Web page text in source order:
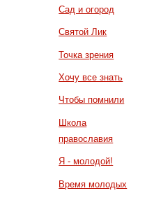
Сад и огород
Святой Лик
Точка зрения
Хочу все знать
Чтобы помнили
Школа
православия
Я - молодой!
Время молодых